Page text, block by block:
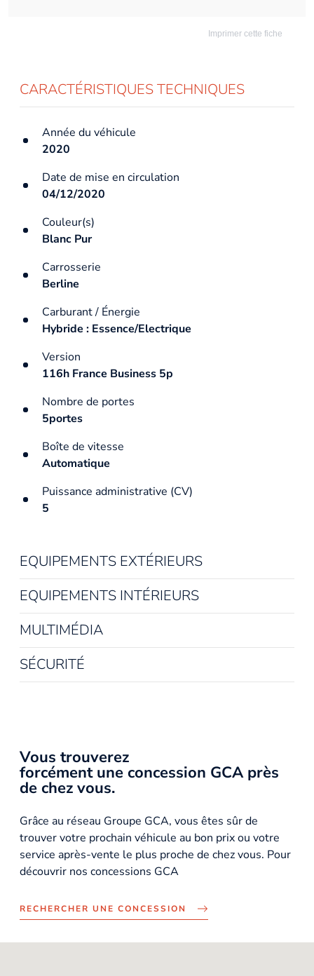
Imprimer cette fiche
CARACTÉRISTIQUES TECHNIQUES
Année du véhicule
2020
Date de mise en circulation
04/12/2020
Couleur(s)
Blanc Pur
Carrosserie
Berline
Carburant / Énergie
Hybride : Essence/Electrique
Version
116h France Business 5p
Nombre de portes
5portes
Boîte de vitesse
Automatique
Puissance administrative (CV)
5
EQUIPEMENTS EXTÉRIEURS
EQUIPEMENTS INTÉRIEURS
MULTIMÉDIA
SÉCURITÉ
Vous trouverez
forcément une concession GCA près
de chez vous.
Grâce au réseau Groupe GCA, vous êtes sûr de
trouver votre prochain véhicule au bon prix ou votre
service après-vente le plus proche de chez vous. Pour
découvrir nos concessions GCA
RECHERCHER UNE CONCESSION